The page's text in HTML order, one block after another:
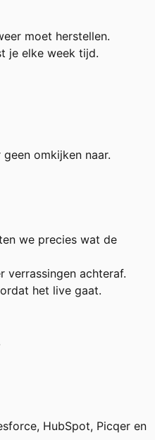
moet herstellen.
je elke week tijd.
omkijken naar.
we precies wat de
verrassingen achteraf.
het live gaat.
HubSpot, Picqer en